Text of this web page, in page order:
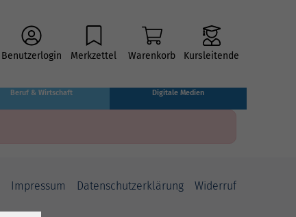
Benutzerlogin Merkzettel Warenkorb Kursleitende
Beruf & Wirtschaft Digitale Medien
Impressum Datenschutzerklärung Widerruf